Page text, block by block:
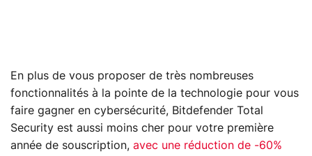
En plus de vous proposer de très nombreuses
fonctionnalités à la pointe de la technologie pour vous
faire gagner en cybersécurité, Bitdefender Total
Security est aussi moins cher pour votre première
année de souscription, avec une réduction de -60%